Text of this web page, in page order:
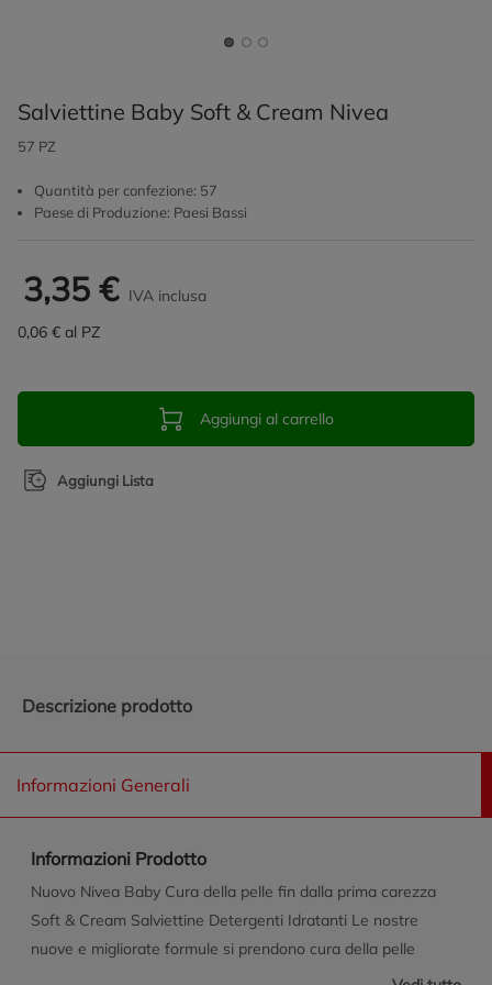
Salviettine Baby Soft & Cream Nivea
57 PZ
Quantità per confezione: 57
Paese di Produzione: Paesi Bassi
3,35 € IVA inclusa
0,06 € al PZ
Aggiungi al carrello
Aggiungi Lista
Descrizione prodotto
Informazioni Generali
Informazioni Prodotto
Nuovo Nivea Baby Cura della pelle fin dalla prima carezza
Soft & Cream Salviettine Detergenti Idratanti Le nostre
nuove e migliorate formule si prendono cura della pelle
delicata del tuo bambino e del pianeta. Senza parabeni,